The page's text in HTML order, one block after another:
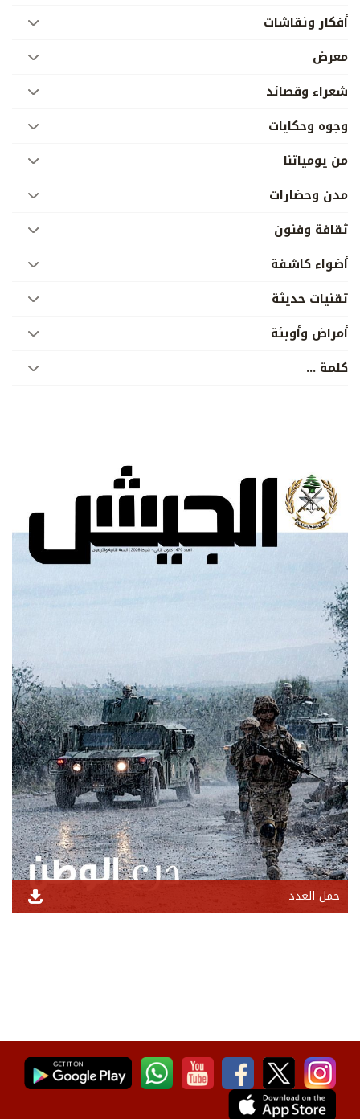
أفكار ونقاشات
معرض
شعراء وقصائد
وجوه وحكايات
من يومياتنا
مدن وحضارات
ثقافة وفنون
أضواء كاشفة
تقنيات حديثة
أمراض وأوبئة
­كلمة ...
حمل العدد